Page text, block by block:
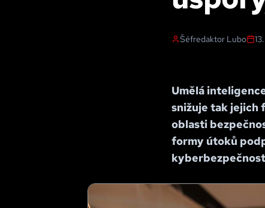
Šéfredaktor Lubo
Umělá
snižuje tak jejich
oblasti
formy útoků